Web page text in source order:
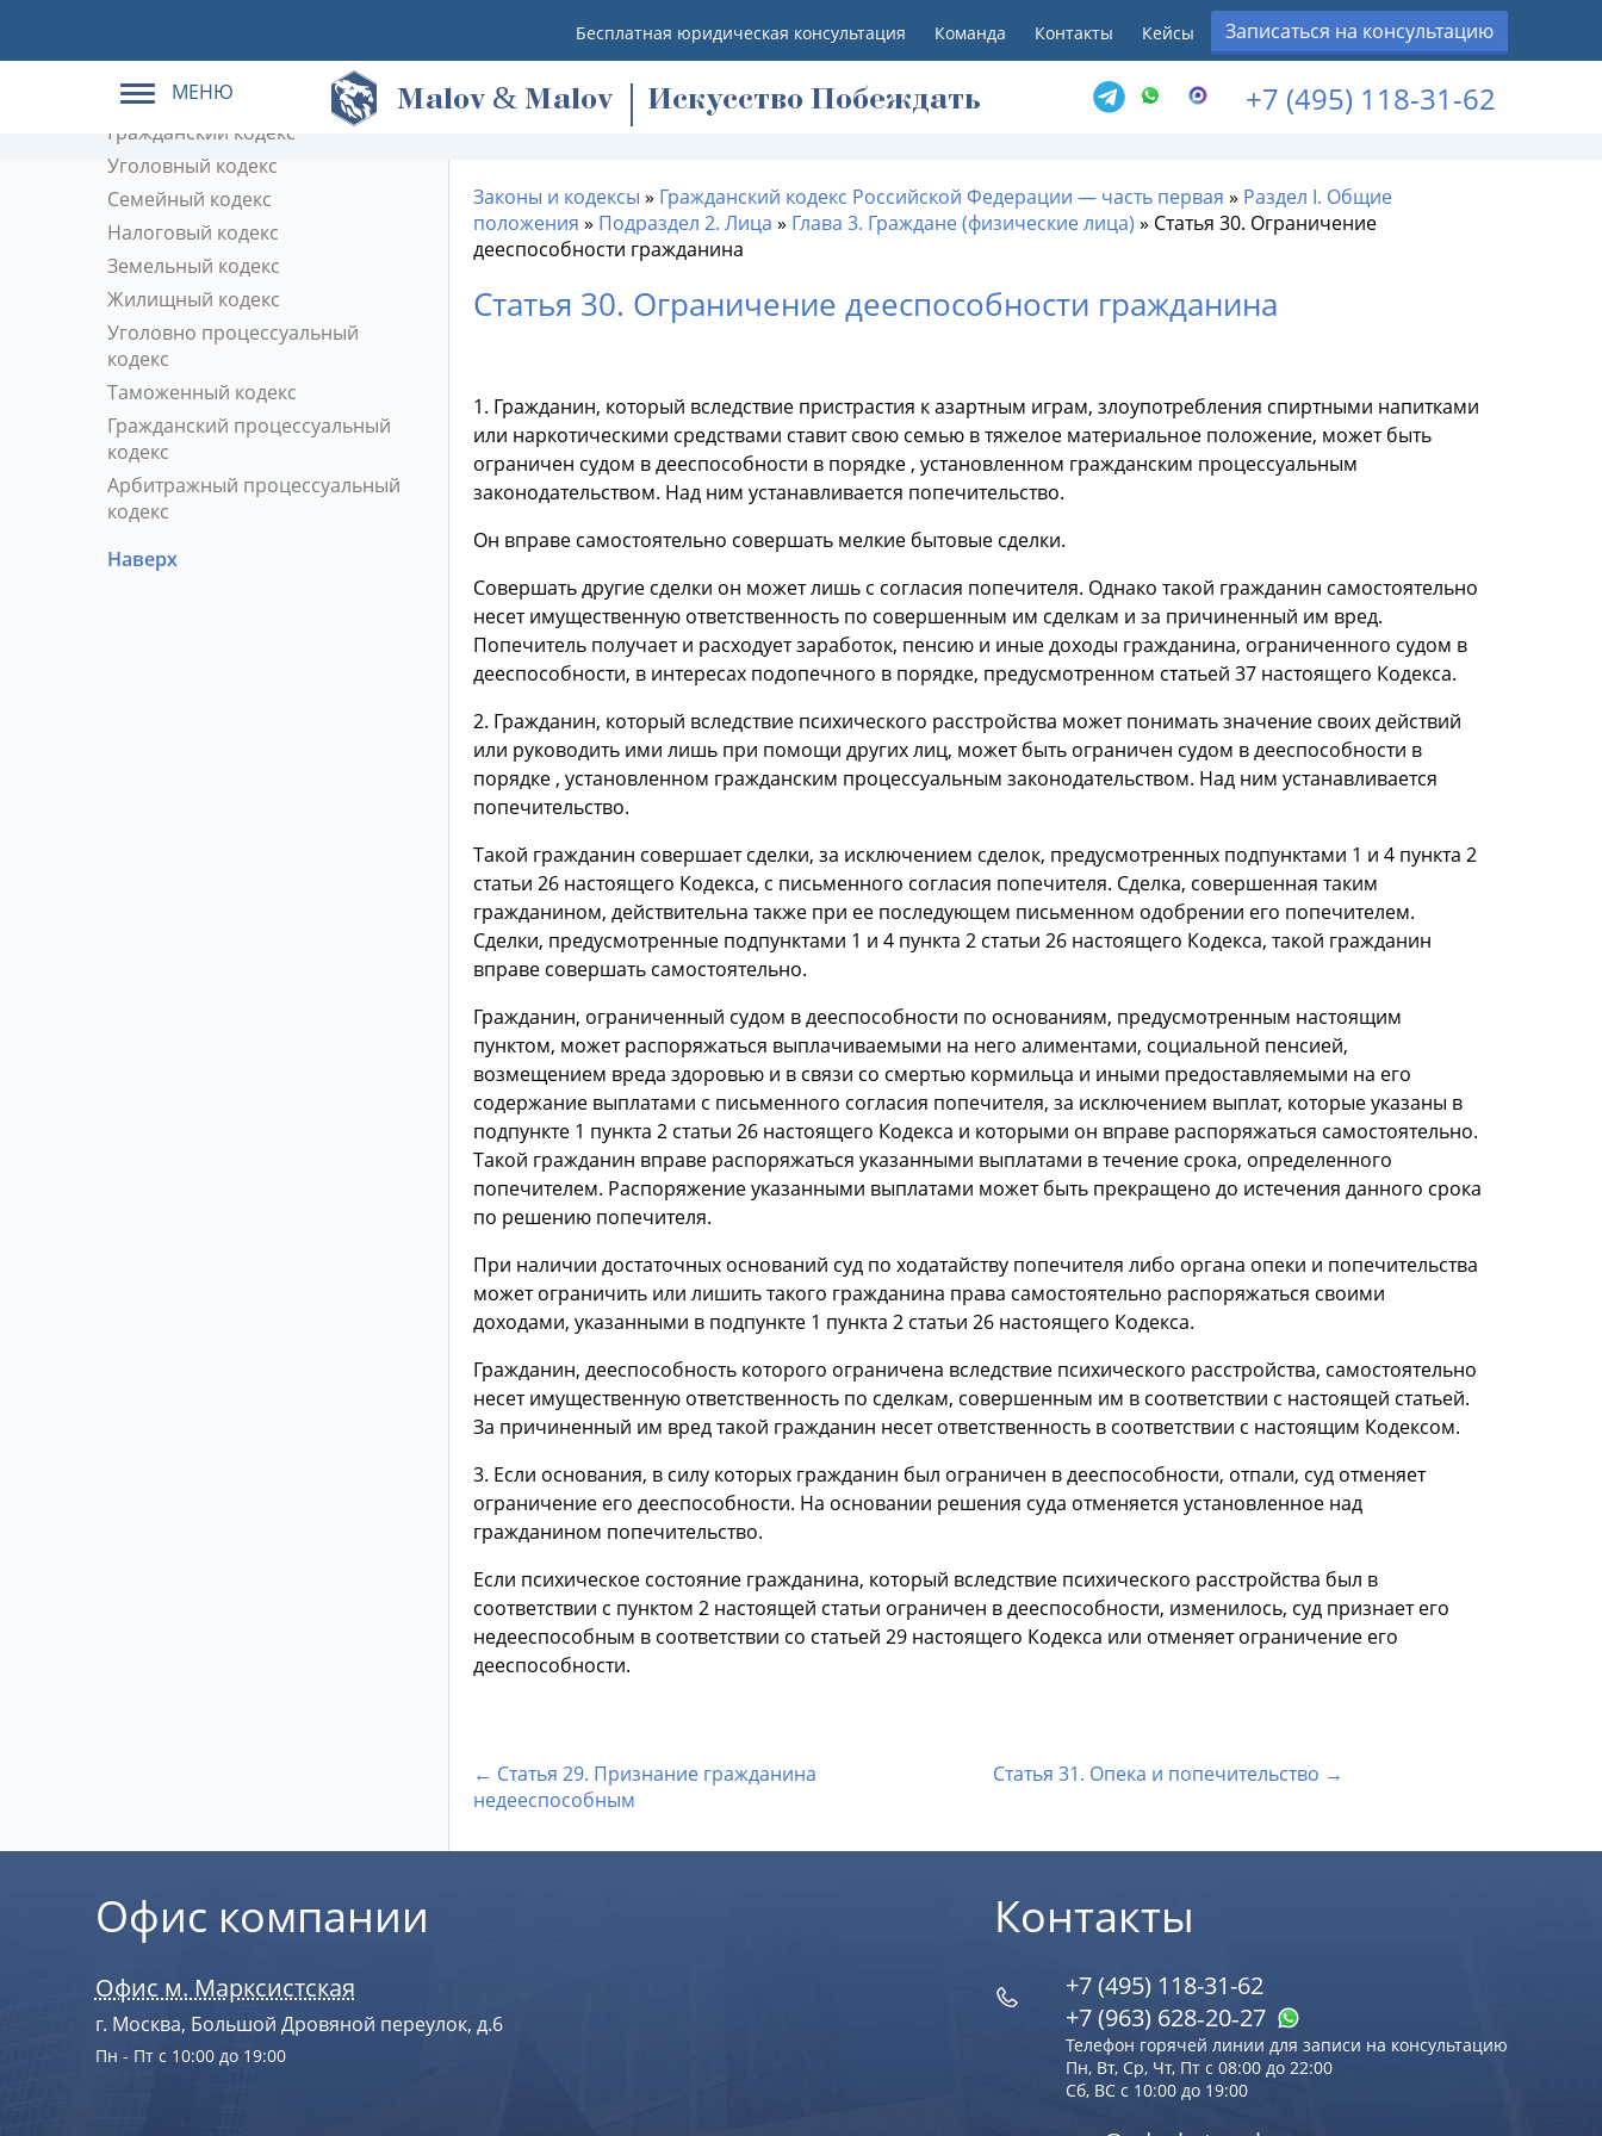
Бесплатная юридическая консультация Команда Контакты Кейсы Записаться на консультацию
МЕНЮ Malov & Malov Искусство Побеждать +7 (495) 118-31-62
Трудовой кодекс
Гражданский кодекс
Уголовный кодекс
Семейный кодекс
Налоговый кодекс
Земельный кодекс
Жилищный кодекс
Уголовно процессуальный
кодекс
Таможенный кодекс
Гражданский процессуальный
кодекс
Арбитражный процессуальный
кодекс
Наверх
Законы и кодексы » Гражданский кодекс Российской Федерации — часть первая » Раздел I. Общие
положения » Подраздел 2. Лица » Глава 3. Граждане (физические лица) » Статья 30. Ограничение
дееспособности гражданина
Статья 30. Ограничение дееспособности гражданина
1. Гражданин, который вследствие пристрастия к азартным играм, злоупотребления спиртными напитками
или наркотическими средствами ставит свою семью в тяжелое материальное положение, может быть
ограничен судом в дееспособности в порядке , установленном гражданским процессуальным
законодательством. Над ним устанавливается попечительство.
Он вправе самостоятельно совершать мелкие бытовые сделки.
Совершать другие сделки он может лишь с согласия попечителя. Однако такой гражданин самостоятельно
несет имущественную ответственность по совершенным им сделкам и за причиненный им вред.
Попечитель получает и расходует заработок, пенсию и иные доходы гражданина, ограниченного судом в
дееспособности, в интересах подопечного в порядке, предусмотренном статьей 37 настоящего Кодекса.
2. Гражданин, который вследствие психического расстройства может понимать значение своих действий
или руководить ими лишь при помощи других лиц, может быть ограничен судом в дееспособности в
порядке , установленном гражданским процессуальным законодательством. Над ним устанавливается
попечительство.
Такой гражданин совершает сделки, за исключением сделок, предусмотренных подпунктами 1 и 4 пункта 2
статьи 26 настоящего Кодекса, с письменного согласия попечителя. Сделка, совершенная таким
гражданином, действительна также при ее последующем письменном одобрении его попечителем.
Сделки, предусмотренные подпунктами 1 и 4 пункта 2 статьи 26 настоящего Кодекса, такой гражданин
вправе совершать самостоятельно.
Гражданин, ограниченный судом в дееспособности по основаниям, предусмотренным настоящим
пунктом, может распоряжаться выплачиваемыми на него алиментами, социальной пенсией,
возмещением вреда здоровью и в связи со смертью кормильца и иными предоставляемыми на его
содержание выплатами с письменного согласия попечителя, за исключением выплат, которые указаны в
подпункте 1 пункта 2 статьи 26 настоящего Кодекса и которыми он вправе распоряжаться самостоятельно.
Такой гражданин вправе распоряжаться указанными выплатами в течение срока, определенного
попечителем. Распоряжение указанными выплатами может быть прекращено до истечения данного срока
по решению попечителя.
При наличии достаточных оснований суд по ходатайству попечителя либо органа опеки и попечительства
может ограничить или лишить такого гражданина права самостоятельно распоряжаться своими
доходами, указанными в подпункте 1 пункта 2 статьи 26 настоящего Кодекса.
Гражданин, дееспособность которого ограничена вследствие психического расстройства, самостоятельно
несет имущественную ответственность по сделкам, совершенным им в соответствии с настоящей статьей.
За причиненный им вред такой гражданин несет ответственность в соответствии с настоящим Кодексом.
3. Если основания, в силу которых гражданин был ограничен в дееспособности, отпали, суд отменяет
ограничение его дееспособности. На основании решения суда отменяется установленное над
гражданином попечительство.
Если психическое состояние гражданина, который вследствие психического расстройства был в
соответствии с пунктом 2 настоящей статьи ограничен в дееспособности, изменилось, суд признает его
недееспособным в соответствии со статьей 29 настоящего Кодекса или отменяет ограничение его
дееспособности.
← Статья 29. Признание гражданина
недееспособным
Статья 31. Опека и попечительство →
Офис компании
Офис м. Марксистская
г. Москва, Большой Дровяной переулок, д.6
Пн - Пт с 10:00 до 19:00
Контакты
+7 (495) 118-31-62
+7 (963) 628‑20‑27
Телефон горячей линии для записи на консультацию
Пн, Вт, Ср, Чт, Пт с 08:00 до 22:00
Сб, ВС с 10:00 до 19:00